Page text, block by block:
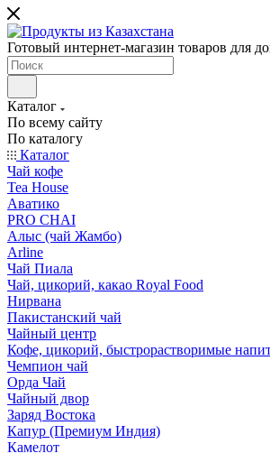
Готовый интернет-магазин товаров для
Каталог
По всему сайту
По каталогу
Каталог
Чай кофе
Tea House
Аватико
PRO CHAI
Алыс (чай Жамбо)
Arline
Чай Пиала
Чай, цикорий, какао Royal Food
Нирвана
Пакистанский чай
Чайный центр
Кофе, цикорий, быстрорастворимые
Чемпион чай
Орда Чай
Чайный двор
Заряд Востока
Капур (Премиум Индия)
Камелот